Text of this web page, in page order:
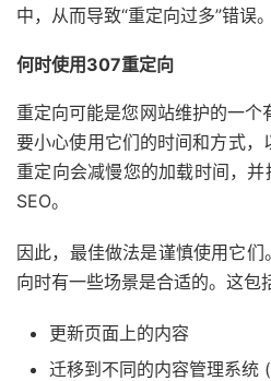
中，从而导致“重定向过多”错误。
何时使用307重定向
重定向可能是您网站维护的一个
要小心使用它们的时间和方式，
重定向会减慢您的加载时间，
SEO。
因此，最佳做法是谨慎使用它
向时有一些场景是合适的。这包
更新页面上的内容
迁移到不同的内容管理系统